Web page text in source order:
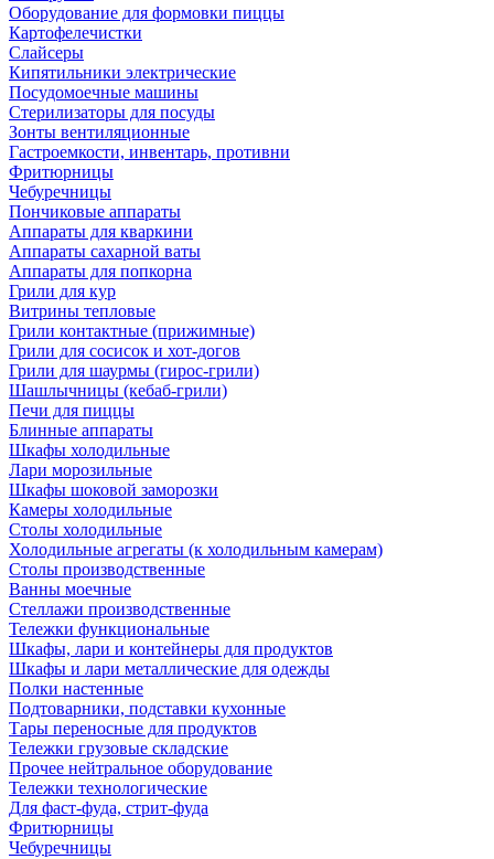
Оборудование для формовки пиццы
Картофелечистки
Слайсеры
Кипятильники электрические
Посудомоечные машины
Стерилизаторы для посуды
Зонты вентиляционные
Гастроемкости, инвентарь, противни
Фритюрницы
Чебуречницы
Пончиковые аппараты
Аппараты для кваркини
Аппараты сахарной ваты
Аппараты для попкорна
Грили для кур
Витрины тепловые
Грили контактные (прижимные)
Грили для сосисок и хот-догов
Грили для шаурмы (гирос-грили)
Шашлычницы (кебаб-грили)
Печи для пиццы
Блинные аппараты
Шкафы холодильные
Лари морозильные
Шкафы шоковой заморозки
Камеры холодильные
Столы холодильные
Холодильные агрегаты (к холодильным камерам)
Столы производственные
Ванны моечные
Стеллажи производственные
Тележки функциональные
Шкафы, лари и контейнеры для продуктов
Шкафы и лари металлические для одежды
Полки настенные
Подтоварники, подставки кухонные
Тары переносные для продуктов
Тележки грузовые складские
Прочее нейтральное оборудование
Тележки технологические
Для фаст-фуда, стрит-фуда
Фритюрницы
Чебуречницы